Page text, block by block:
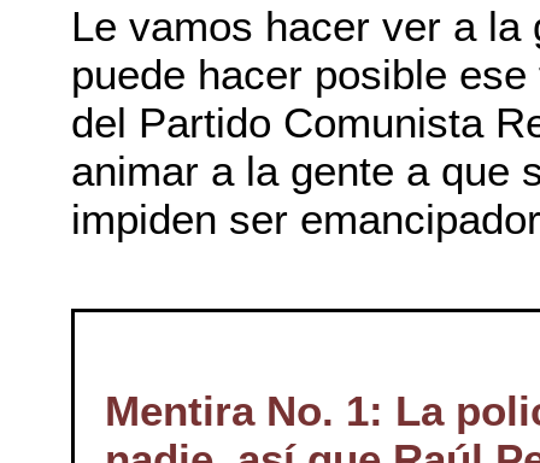
Le vamos hacer ver a la
puede hacer posible
del Partido Comunista
animar a la gente a que
impiden ser
Mentira No. 1: La